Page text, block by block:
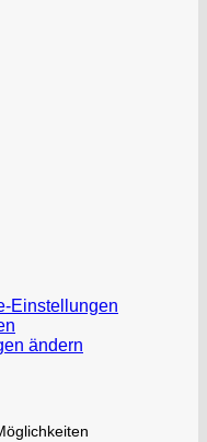
Einstellungen
ändern